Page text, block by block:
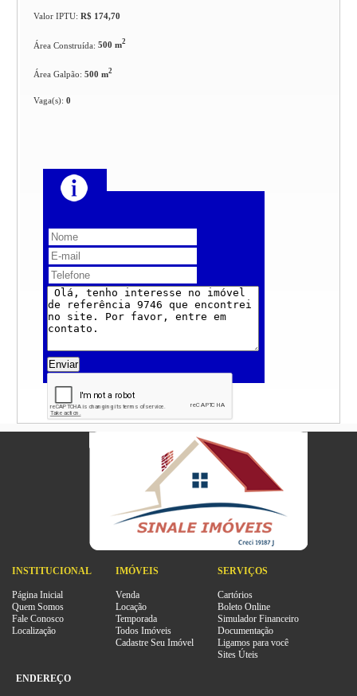
Valor IPTU:R$ 174,70
Área Construída:500 m2
Área Galpão:500 m2
Vaga(s):0
Enviar
INSTITUCIONAL
Página Inicial
Quem Somos
Fale Conosco
Localização
IMÓVEIS
Venda
Locação
Temporada
Todos Imóveis
Cadastre Seu Imóvel
SERVIÇOS
Cartórios
Boleto Online
Simulador Financeiro
Documentação
Ligamos para você
Sites Úteis
ENDEREÇO